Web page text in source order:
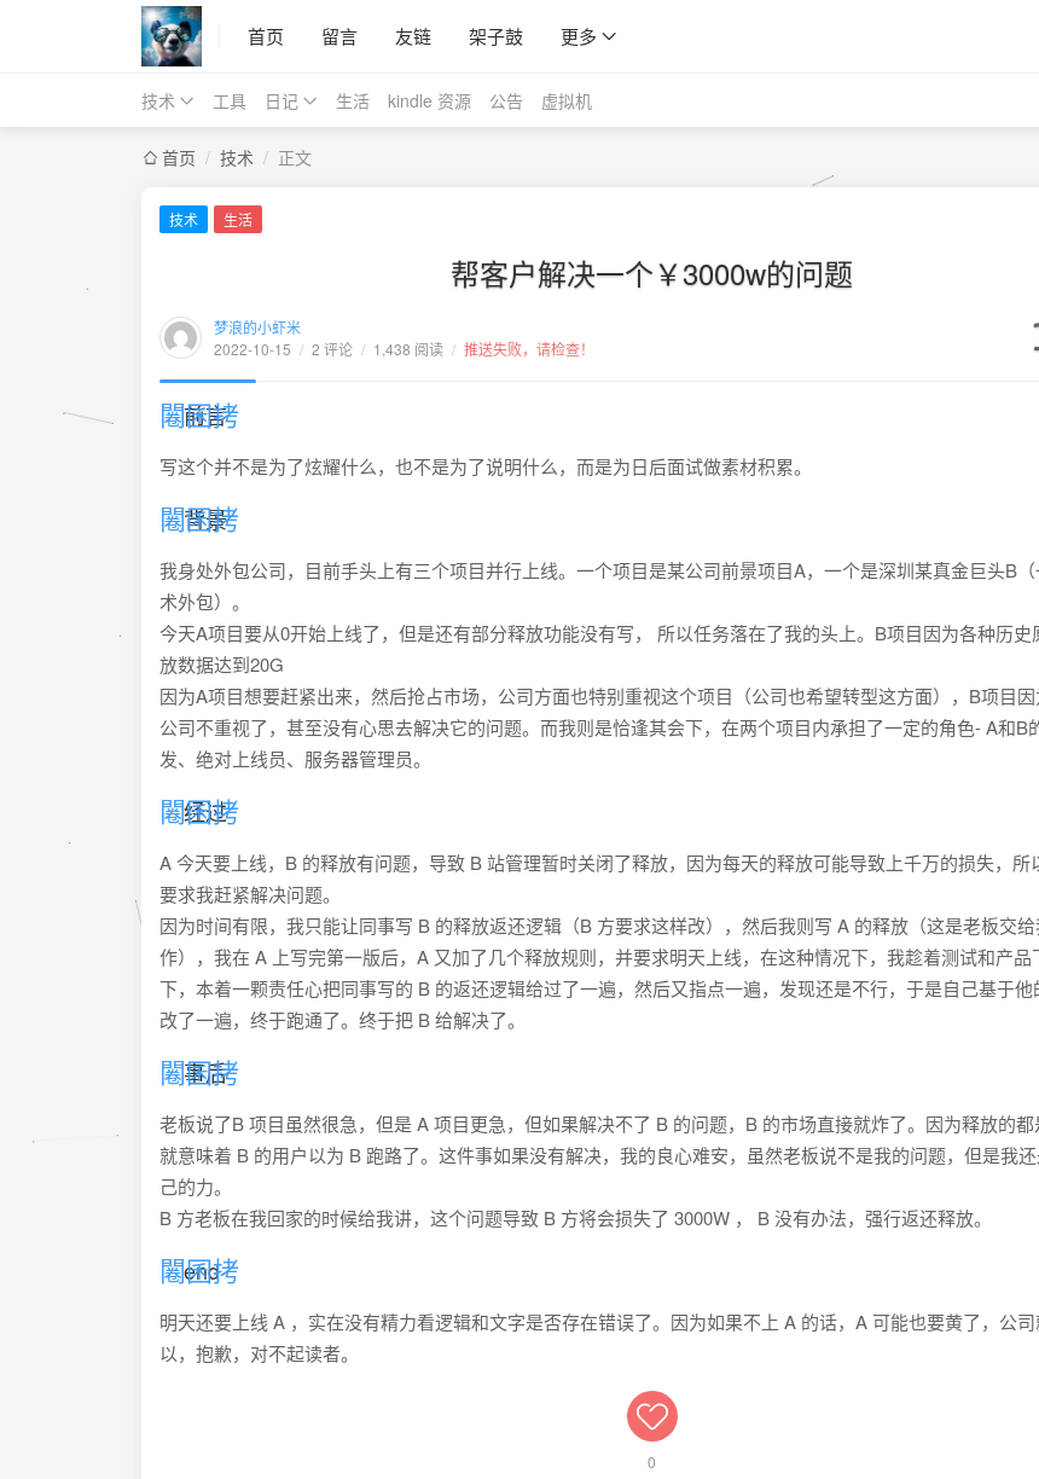
首页 留言 友链 架子鼓 更多
技术 工具 日记 生活 kindle 资源 公告 虚拟机
首页 / 技术 / 正文
技术 生活
帮客户解决一个￥3000w的问题
梦浪的小虾米
2022-10-15 / 2 评论 / 1,438 阅读 / 推送失败，请检查！
前言
写这个并不是为了炫耀什么，也不是为了说明什么，而是为日后面试做素材积累。
背景
我身处外包公司，目前手头上有三个项目并行上线。一个项目是某公司前景项目A，一个是深圳某真金巨头B
术外包）。
今天A项目要从0开始上线了，但是还有部分释放功能没有写， 所以任务落在了我的头上。B项目因为各种历史
放数据达到20G
因为A项目想要赶紧出来，然后抢占市场，公司方面也特别重视这个项目（公司也希望转型这方面），B项目因
公司不重视了，甚至没有心思去解决它的问题。而我则是恰逢其会下，在两个项目内承担了一定的角色- A和B
发、绝对上线员、服务器管理员。
经过
A 今天要上线，B 的释放有问题，导致 B 站管理暂时关闭了释放，因为每天的释放可能导致上千万的损失，所
要求我赶紧解决问题。
因为时间有限，我只能让同事写 B 的释放返还逻辑（B 方要求这样改），然后我则写 A 的释放（这是老板交
作），我在 A 上写完第一版后，A 又加了几个释放规则，并要求明天上线，在这种情况下，我趁着测试和产品
下，本着一颗责任心把同事写的 B 的返还逻辑给过了一遍，然后又指点一遍，发现还是不行，于是自己基于
改了一遍，终于跑通了。终于把 B 给解决了。
事后
老板说了B 项目虽然很急，但是 A 项目更急，但如果解决不了 B 的问题，B 的市场直接就炸了。因为释放的
就意味着 B 的用户以为 B 跑路了。这件事如果没有解决，我的良心难安，虽然老板说不是我的问题，但是我
己的力。
B 方老板在我回家的时候给我讲，这个问题导致 B 方将会损失了 3000W ， B 没有办法，强行返还释放。
end
明天还要上线 A ，实在没有精力看逻辑和文字是否存在错误了。因为如果不上 A 的话，A 可能也要黄了，公
以，抱歉，对不起读者。
0